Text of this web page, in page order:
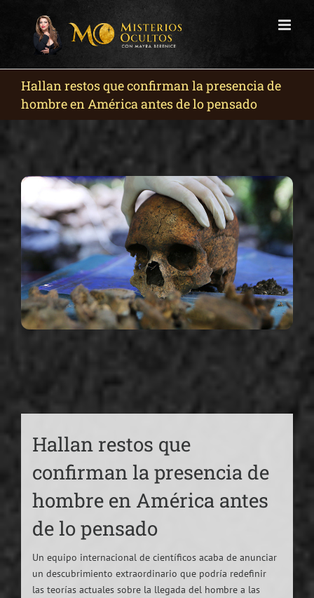
Hallan restos que confirman la presencia de
hombre en América antes de lo pensado
Hallan restos que
confirman la presencia de
hombre en América antes
de lo pensado
Un equipo internacional de científicos acaba de anunciar
un descubrimiento extraordinario que podría redefinir
las teorías actuales sobre la llegada del hombre a las